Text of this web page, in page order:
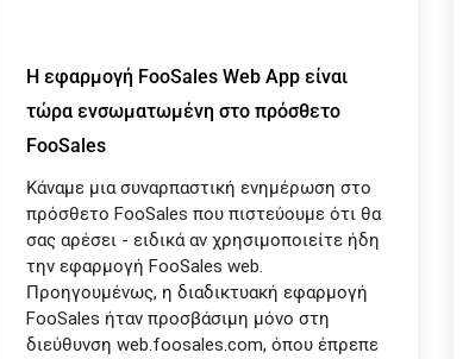
Η εφαρμογή FooSales Web App είναι
τώρα ενσωματωμένη στο πρόσθετο
FooSales
Κάναμε μια συναρπαστική ενημέρωση στο
πρόσθετο FooSales που πιστεύουμε ότι θα
σας αρέσει - ειδικά αν χρησιμοποιείτε ήδη
την εφαρμογή FooSales web.
Προηγουμένως, η διαδικτυακή εφαρμογή
FooSales ήταν προσβάσιμη μόνο στη
διεύθυνση web.foosales.com, όπου έπρεπε